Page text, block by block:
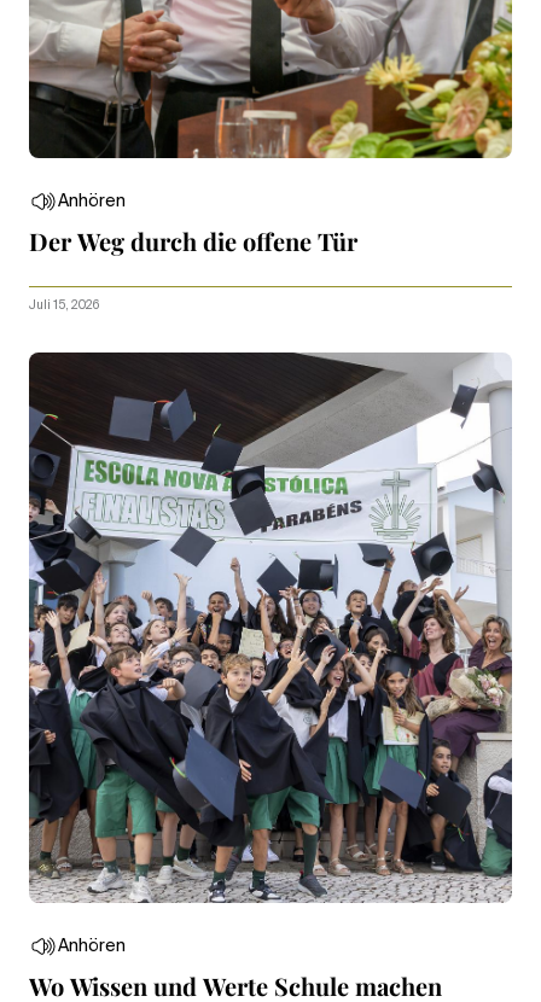
Anhören
Der Weg durch die offene Tür
Juli 15, 2026
Anhören
Wo Wissen und Werte Schule machen